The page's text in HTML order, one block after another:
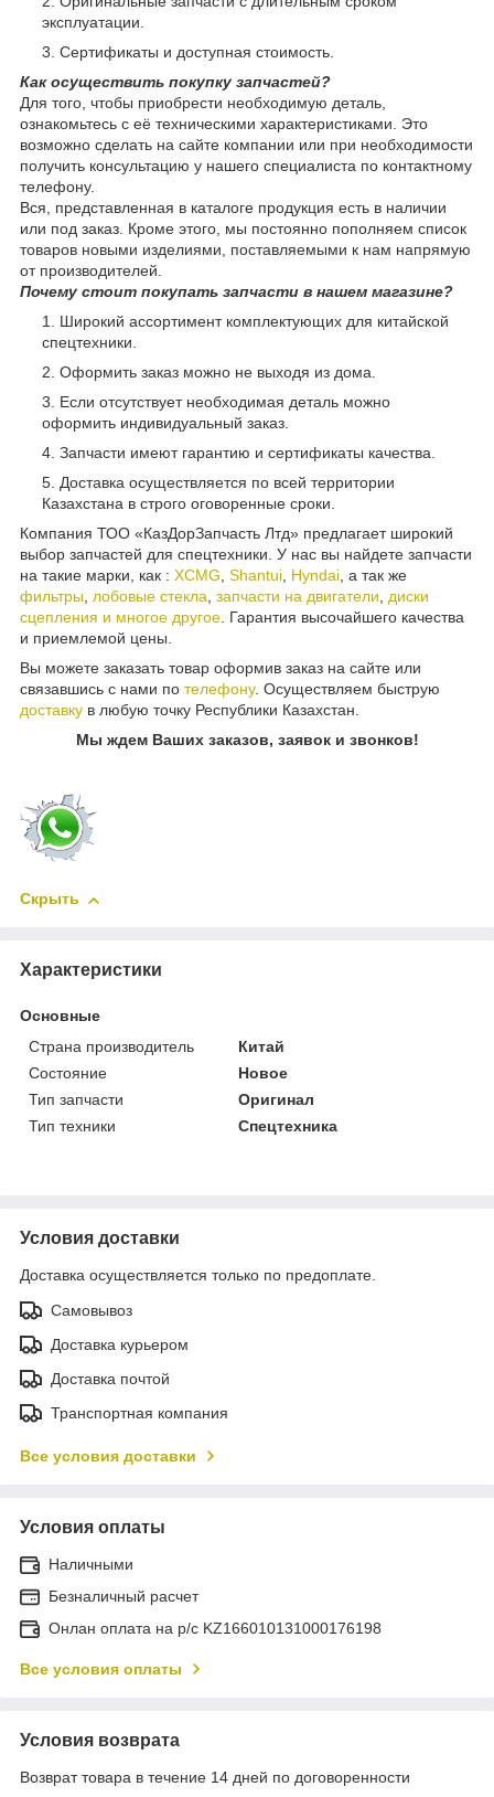
эксплуатации.
Сертификаты и доступная стоимость.
Как осуществить покупку запчастей?
Для того, чтобы приобрести необходимую деталь,
ознакомьтесь с её техническими характеристиками. Это
возможно сделать на сайте компании или при необходимости
получить консультацию у нашего специалиста по контактному
телефону.
Вся, представленная в каталоге продукция есть в наличии
или под заказ. Кроме этого, мы постоянно пополняем список
товаров новыми изделиями, поставляемыми к нам напрямую
от производителей.
Почему стоит покупать запчасти в нашем магазине?
Широкий ассортимент комплектующих для китайской
спецтехники.
Оформить заказ можно не выходя из дома.
Если отсутствует необходимая деталь можно
оформить индивидуальный заказ.
Запчасти имеют гарантию и сертификаты качества.
Доставка осуществляется по всей территории
Казахстана в строго оговоренные сроки.
Компания ТОО «КазДорЗапчасть Лтд» предлагает широкий
выбор запчастей для спецтехники. У нас вы найдете запчасти
на такие марки, как : XCMG, Shantui, Hyndai, а так же
фильтры, лобовые стекла, запчасти на двигатели, диски
сцепления и многое другое. Гарантия высочайшего качества
и приемлемой цены.
Вы можете заказать товар оформив заказ на сайте или
связавшись с нами по телефону. Осуществляем быструю
доставку в любую точку Республики Казахстан.
Мы ждем Ваших заказов, заявок и звонков!
Скрыть
Характеристики
Основные
Страна производитель
Китай
Состояние
Новое
Тип запчасти
Оригинал
Тип техники
Спецтехника
Условия доставки
Доставка осуществляется только по предоплате.
Самовывоз
Доставка курьером
Доставка почтой
Транспортная компания
Все условия доставки
Условия оплаты
Наличными
Безналичный расчет
Онлан оплата на р/с KZ166010131000176198
Все условия оплаты
Условия возврата
Возврат товара в течение 14 дней по договоренности